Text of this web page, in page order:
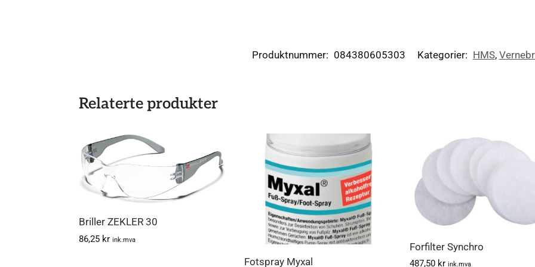
Produktnummer: 084380605303 Kategorier: HMS,
Relaterte produkter
Briller ZEKLER 30
86,25 kr ink.mva
Fotspray Myxal
Forfilter Synchro
487,50 kr ink.mva